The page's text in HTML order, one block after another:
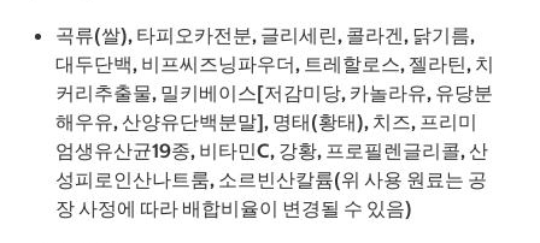
곡류(쌀), 타피오카전분, 글리세린, 콜라겐, 닭기름,
대두단백, 비프씨즈닝파우더, 트레할로스, 젤라틴, 치
커리추출물, 밀키베이스[저감미당, 카놀라유, 유당분
해우유, 산양유단백분말], 명태(황태), 치즈, 프리미
엄생유산균19종, 비타민C, 강황, 프로필렌글리콜, 산
성피로인산나트룸, 소르빈산칼륨(위 사용 원료는 공
장 사정에 따라 배합비율이 변경될 수 있음)